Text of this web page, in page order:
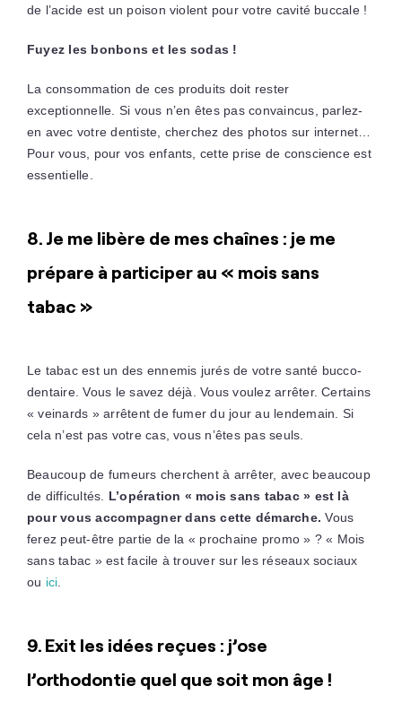
de l’acide est un poison violent pour votre cavité buccale !
Fuyez les bonbons et les sodas !
La consommation de ces produits doit rester
exceptionnelle. Si vous n’en êtes pas convaincus, parlez-
en avec votre dentiste, cherchez des photos sur internet…
Pour vous, pour vos enfants, cette prise de conscience est
essentielle.
8. Je me libère de mes chaînes : je me
prépare à participer au « mois sans
tabac »
Le tabac est un des ennemis jurés de votre santé bucco-
dentaire. Vous le savez déjà. Vous voulez arrêter. Certains
« veinards » arrêtent de fumer du jour au lendemain. Si
cela n’est pas votre cas, vous n’êtes pas seuls.
Beaucoup de fumeurs cherchent à arrêter, avec beaucoup
de difficultés. L’opération « mois sans tabac » est là
pour vous accompagner dans cette démarche. Vous
ferez peut-être partie de la « prochaine promo » ? « Mois
sans tabac » est facile à trouver sur les réseaux sociaux
ou ici
9. Exit les idées reçues : j’ose
l’orthodontie quel que soit mon âge !